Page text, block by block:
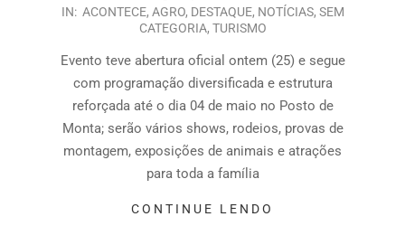
IN: ACONTECE, AGRO, DESTAQUE, NOTÍCIAS, SEM
CATEGORIA, TURISMO
Evento teve abertura oficial ontem (25) e segue
com programação diversificada e estrutura
reforçada até o dia 04 de maio no Posto de
Monta; serão vários shows, rodeios, provas de
montagem, exposições de animais e atrações
para toda a família
CONTINUE LENDO